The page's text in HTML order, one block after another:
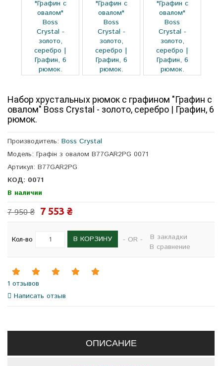
Набор хрустальных рюмок с графином "Графин с
овалом" Boss Crystal - золото, серебро | Графин, 6
рюмок.
Производитель: Boss Crystal
Модель: Графін з овалом B77GAR2PG 0071
Артикул: B77GAR2PG
КОД: 0071
В наличии
7 950 ₴ 7 553 ₴
Кол-во В КОРЗИНУ - OR -
В закладки
В сравнение
1 отзывов
Написать отзыв
ОПИСАНИЕ